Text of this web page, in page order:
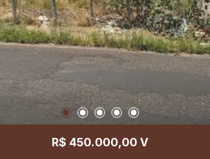
R$ 450.000,00 V